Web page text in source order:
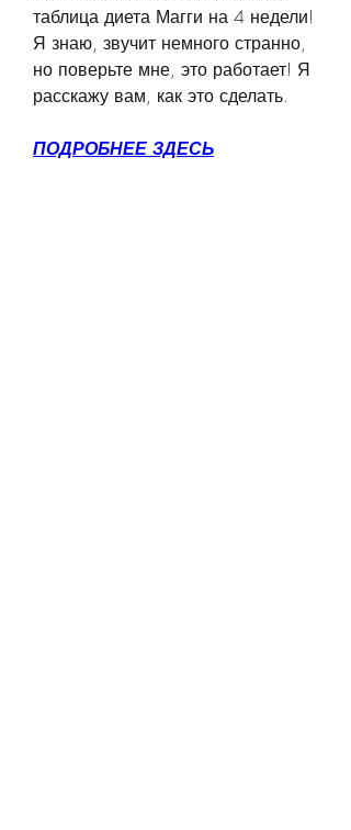
таблица диета Магги на 4 недели!
Я знаю, звучит немного странно,
но поверьте мне, это работает! Я
расскажу вам, как это сделать.
ПОДРОБНЕЕ ЗДЕСЬ